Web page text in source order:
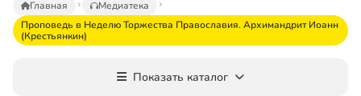
Главная
Медиатека
Проповедь в Неделю Торжества Православия. Архимандрит Иоанн
(Крестьянкин)
Показать каталог